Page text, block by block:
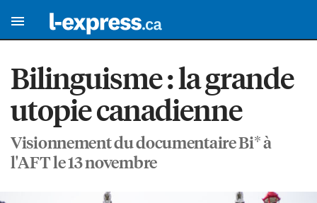
Bilinguisme : la grande
utopie canadienne
Visionnement du documentaire Bi* à
l'AFT le 13 novembre